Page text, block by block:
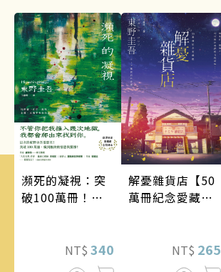
瀕死的凝視：突
破100萬冊！這
的情慾與驚悚！
NT$ 340
解憂雜貨店【50
萬冊紀念愛藏
NT$ 265